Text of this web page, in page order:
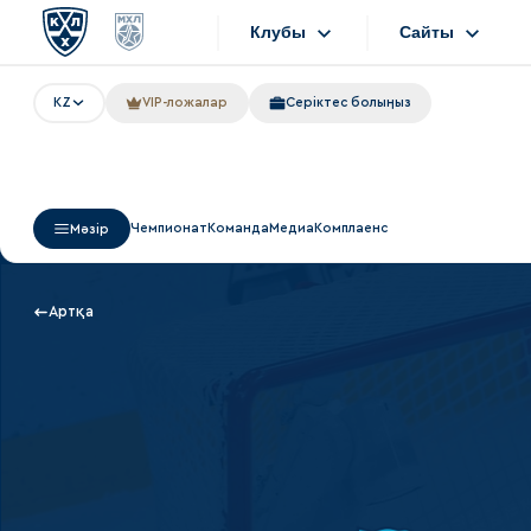
Клубы
СКА
Сайты
Хайлайты
KZ VIP-ложалар Серіктес болыңыз
Мәзір Чемпионат КомандаМедиа Комплаенс
Артқа